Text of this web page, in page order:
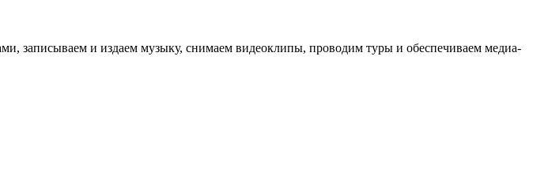
записываем и издаем музыку, снимаем видеоклипы, проводим туры и обеспечиваем медиа-